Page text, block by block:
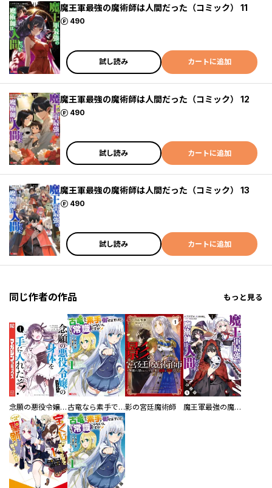
魔王軍最強の魔術師は人間だった（コミック） 11
490
ポイント
試し読み カートに追加
魔王軍最強の魔術師は人間だった（コミック） 12
490
ポイント
試し読み カートに追加
魔王軍最強の魔術師は人間だった（コミック） 13
490
ポイント
試し読み カートに追加
同じ作者の作品 もっと見る
念願の悪役令嬢の身体を手に入れたぞ！ 古竜なら素手で倒せますけど、これって常識じゃないんですか？（コミック）影の宮廷魔術師 魔王軍最強の魔術師は人間だった（コミック） 分冊版